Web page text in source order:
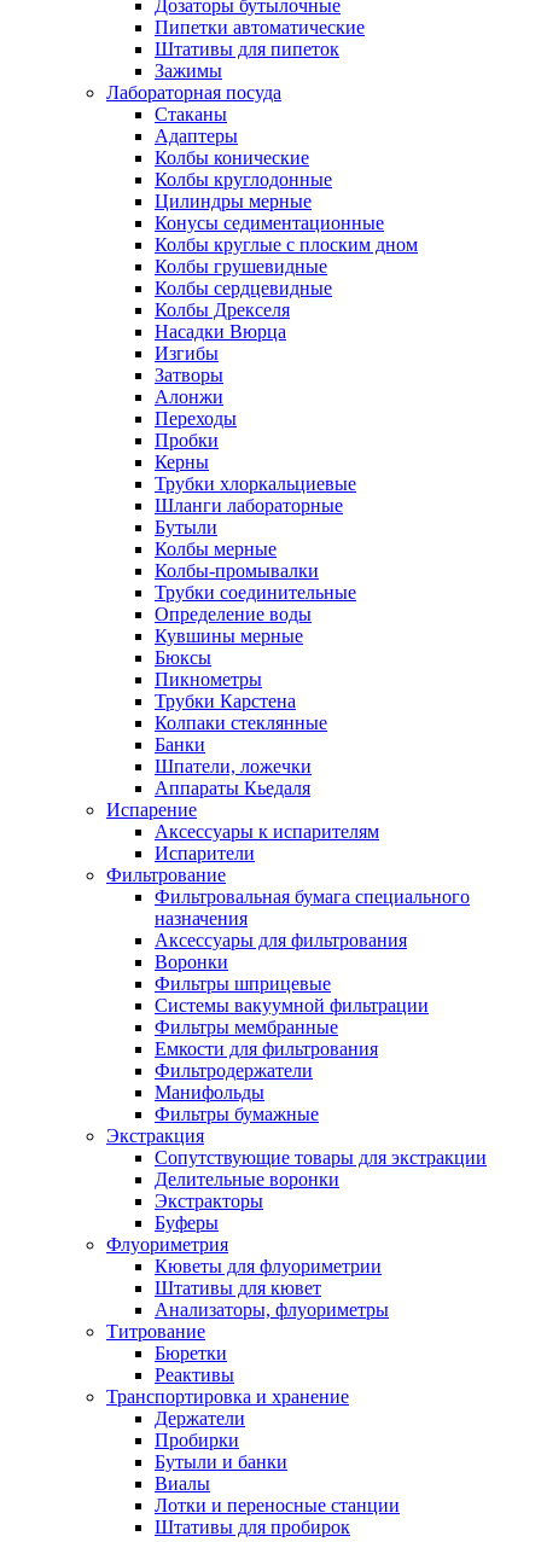
Дозаторы бутылочные
Пипетки автоматические
Штативы для пипеток
Зажимы
Лабораторная посуда
Стаканы
Адаптеры
Колбы конические
Колбы круглодонные
Цилиндры мерные
Конусы седиментационные
Колбы круглые с плоским дном
Колбы грушевидные
Колбы сердцевидные
Колбы Дрекселя
Насадки Вюрца
Изгибы
Затворы
Алонжи
Переходы
Пробки
Керны
Трубки хлоркальциевые
Шланги лабораторные
Бутыли
Колбы мерные
Колбы-промывалки
Трубки соединительные
Определение воды
Кувшины мерные
Бюксы
Пикнометры
Трубки Карстена
Колпаки стеклянные
Банки
Шпатели, ложечки
Аппараты Кьедаля
Испарение
Аксессуары к испарителям
Испарители
Фильтрование
Фильтровальная бумага специального
назначения
Аксессуары для фильтрования
Воронки
Фильтры шприцевые
Системы вакуумной фильтрации
Фильтры мембранные
Емкости для фильтрования
Фильтродержатели
Манифольды
Фильтры бумажные
Экстракция
Сопутствующие товары для экстракции
Делительные воронки
Экстракторы
Буферы
Флуориметрия
Кюветы для флуориметрии
Штативы для кювет
Анализаторы, флуориметры
Титрование
Бюретки
Реактивы
Транспортировка и хранение
Держатели
Пробирки
Бутыли и банки
Виалы
Лотки и переносные станции
Штативы для пробирок